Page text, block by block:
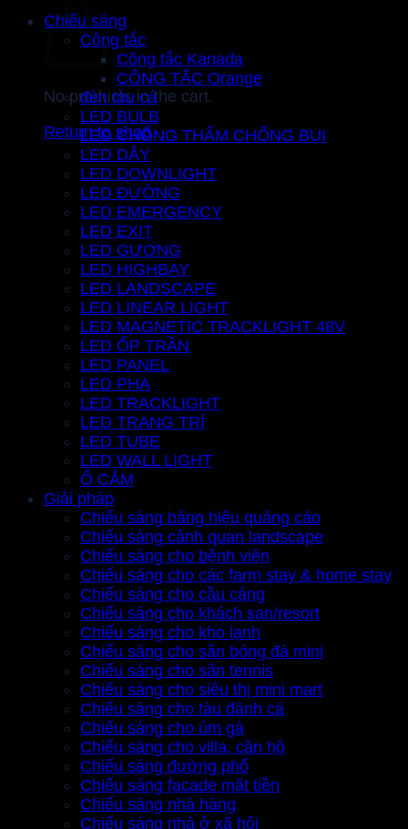
No products in the cart.
Return to shop
Chiếu sáng
Công tắc
Công tắc Kanada
CÔNG TẮC Orange
đèn tàu cá
LED BULB
LED CHỐNG THẤM CHỐNG BỤI
LED DÂY
LED DOWNLIGHT
LED ĐƯỜNG
LED EMERGENCY
LED EXIT
LED GƯƠNG
LED HIGHBAY
LED LANDSCAPE
LED LINEAR LIGHT
LED MAGNETIC TRACKLIGHT 48V
LED ỐP TRẦN
LED PANEL
LED PHA
LED TRACKLIGHT
LED TRANG TRÍ
LED TUBE
LED WALL LIGHT
Ổ CẮM
Giải pháp
Chiếu sáng bảng hiệu quảng cáo
Chiếu sáng cảnh quan landscape
Chiếu sáng cho bệnh viện
Chiếu sáng cho các farm stay & home stay
Chiếu sáng cho cầu cảng
Chiếu sáng cho khách sạn/resort
Chiếu sáng cho kho lạnh
Chiếu sáng cho sân bóng đá mini
Chiếu sáng cho sân tennis
Chiếu sáng cho siêu thị mini mart
Chiếu sáng cho tàu đánh cá
Chiếu sáng cho úm gà
Chiếu sáng cho villa, căn hộ
Chiếu sáng đường phố
Chiếu sáng facade mặt tiền
Chiếu sáng nhà hàng
Chiếu sáng nhà ở xã hội